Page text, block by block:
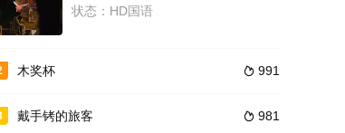
状态：HD国语
 991
木奖杯
 981
戴手铐的旅客